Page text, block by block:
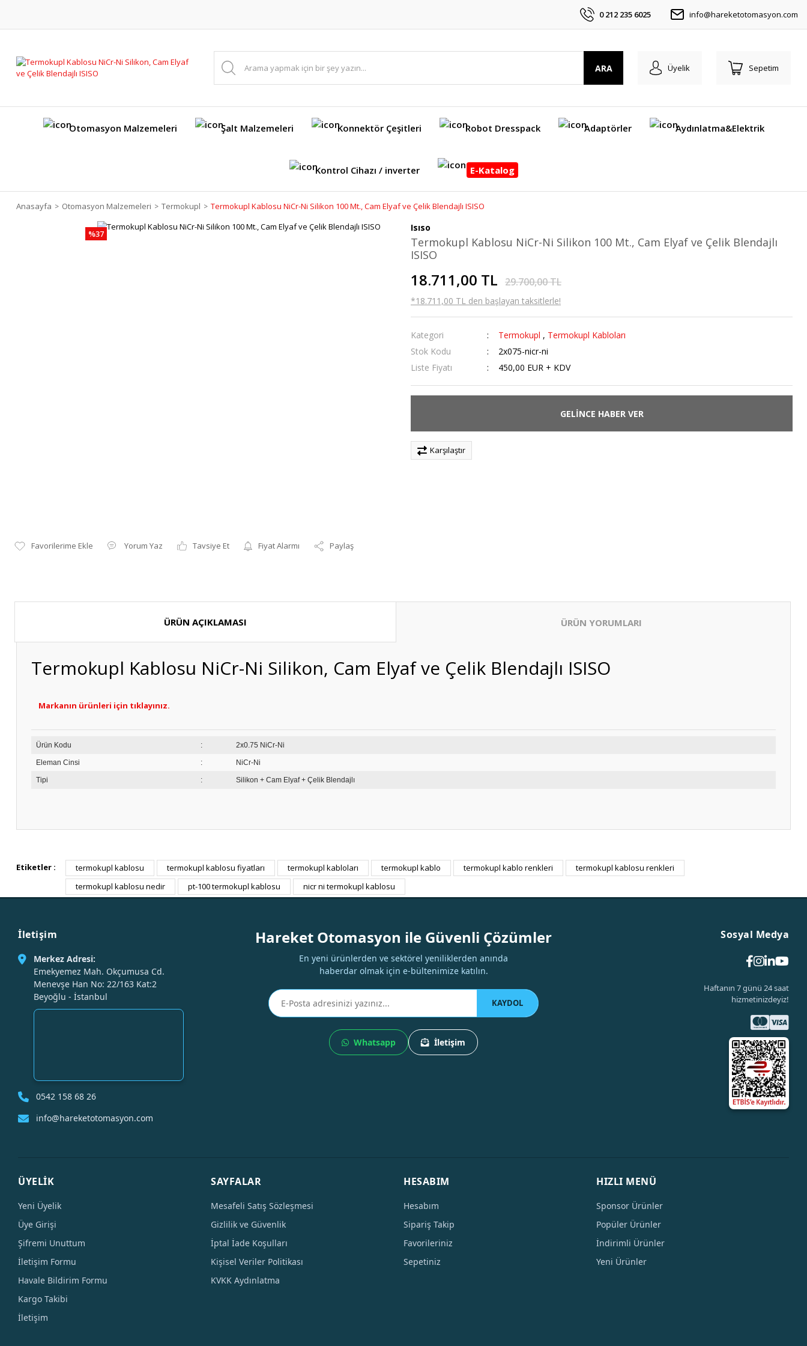
0 212 235 6025 info@hareketotomasyon.com
ARA Üyelik Sepetim
Otomasyon Malzemeleri Şalt Malzemeleri Konnektör Çeşitleri Robot Dresspack Adaptörler Aydınlatma&Elektrik
Kontrol Cihazı / inverter E-Katalog
Anasayfa Otomasyon Malzemeleri Termokupl Termokupl Kablosu NiCr-Ni Silikon 100 Mt., Cam Elyaf ve Çelik Blendajlı ISISO
%37
Yorum Yaz Tavsiye Et Fiyat Alarmı Paylaş
Isıso
Termokupl Kablosu NiCr-Ni Silikon 100 Mt., Cam Elyaf ve Çelik Blendajlı
ISISO
18.711,00 TL 29.700,00 TL
*18.711,00 TL den başlayan taksitlerle!
Kategori Termokupl , Termokupl Kabloları
Stok Kodu
2x075-nicr-ni
Liste Fiyatı
450,00 EUR + KDV
GELİNCE HABER VER
Karşılaştır
ÜRÜN AÇIKLAMASI ÜRÜN YORUMLARI
Termokupl Kablosu NiCr-Ni Silikon, Cam Elyaf ve Çelik Blendajlı ISISO
Markanın ürünleri için tıklayınız.
Ürün Kodu : 2x0.75 NiCr-Ni
Eleman Cinsi : NiCr-Ni
Tipi : Silikon + Cam Elyaf + Çelik Blendajlı
Bu ürüne ilk yorumu siz yapın!
Etiketler : termokupl kablosu termokupl kablosu fiyatları termokupl kabloları termokupl kablo termokupl kablo renkleri
termokupl kablosu renkleri
termokupl kablosu nedir
pt-100 termokupl kablosu nicr ni termokupl kablosu
İletişim
Merkez Adresi:
Emekyemez Mah. Okçumusa Cd.
Menevşe Han No: 22/163 Kat:2
Beyoğlu - İstanbul
0542 158 68 26
info@hareketotomasyon.com
Hareket Otomasyon ile Güvenli Çözümler
En yeni ürünlerden ve sektörel yeniliklerden anında
haberdar olmak için e-bültenimize katılın.
KAYDOL
Whatsapp İletişim
Sosyal Medya
Haftanın 7 günü 24 saat
hizmetinizdeyiz!
ÜYELİK
Yeni Üyelik
Üye Girişi
Şifremi Unuttum
İletişim Formu
Havale Bildirim Formu
Kargo Takibi
İletişim
SAYFALAR
Mesafeli Satış Sözleşmesi
Gizlilik ve Güvenlik
İptal İade Koşulları
Kişisel Veriler Politikası
KVKK Aydınlatma
HESABIM
Hesabım
Sipariş Takip
Favorileriniz
Sepetiniz
HIZLI MENÜ
Sponsor Ürünler
Popüler Ürünler
İndirimli Ürünler
Yeni Ürünler